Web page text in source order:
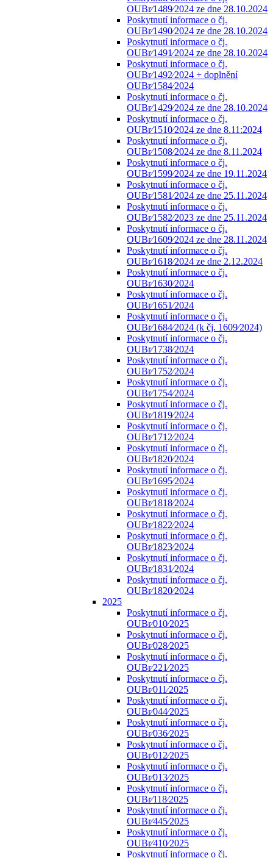
OUBr⁄1489⁄2024 ze dne 28.10.2024
Poskytnutí informace o čj.
OUBr⁄1490⁄2024 ze dne 28.10.2024
Poskytnutí informace o čj.
OUBr⁄1491⁄2024 ze dne 28.10.2024
Poskytnutí informace o čj.
OUBr⁄1492⁄2024 + doplnění
OUBr⁄1584⁄2024
Poskytnutí informace o čj.
OUBr⁄1429⁄2024 ze dne 28.10.2024
Poskytnutí informace o čj.
OUBr⁄1510⁄2024 ze dne 8.11:2024
Poskytnutí informace o čj.
OUBr⁄1508⁄2024 ze dne 8.11.2024
Poskytnutí informace o čj.
OUBr⁄1599⁄2024 ze dne 19.11.2024
Poskytnutí informace o čj.
OUBr⁄1581⁄2024 ze dne 25.11.2024
Poskytnutí informace o čj.
OUBr⁄1582⁄2023 ze dne 25.11.2024
Poskytnutí informace o čj.
OUBr⁄1609⁄2024 ze dne 28.11.2024
Poskytnutí informace o čj.
OUBr⁄1618⁄2024 ze dne 2.12.2024
Poskytnutí informace o čj.
OUBr⁄1630⁄2024
Poskytnutí informace o čj.
OUBr⁄1651⁄2024
Poskytnutí informace o čj.
OUBr⁄1684⁄2024 (k čj. 1609⁄2024)
Poskytnutí informace o čj.
OUBr⁄1738⁄2024
Poskytnutí informace o čj.
OUBr⁄1752⁄2024
Poskytnutí informace o čj.
OUBr⁄1754⁄2024
Poskytnutí informace o čj.
OUBr⁄1819⁄2024
Poskytnutí informace o čj.
OUBr⁄1712⁄2024
Poskytnutí informace o čj.
OUBr⁄1820⁄2024
Poskytnutí informace o čj.
OUBr⁄1695⁄2024
Poskytnutí informace o čj.
OUBr⁄1818⁄2024
Poskytnutí informace o čj.
OUBr⁄1822⁄2024
Poskytnutí informace o čj.
OUBr⁄1823⁄2024
Poskytnutí informace o čj.
OUBr⁄1831⁄2024
Poskytnutí informace o čj.
OUBr⁄1820⁄2024
2025
Poskytnutí informace o čj.
OUBr⁄010⁄2025
Poskytnutí informace o čj.
OUBr⁄028⁄2025
Poskytnutí informace o čj.
OUBr⁄221⁄2025
Poskytnutí informace o čj.
OUBr⁄011⁄2025
Poskytnutí informace o čj.
OUBr⁄044⁄2025
Poskytnutí informace o čj.
OUBr⁄036⁄2025
Poskytnutí informace o čj.
OUBr⁄012⁄2025
Poskytnutí informace o čj.
OUBr⁄013⁄2025
Poskytnutí informace o čj.
OUBr⁄118⁄2025
Poskytnutí informace o čj.
OUBr⁄445⁄2025
Poskytnutí informace o čj.
OUBr⁄410⁄2025
Poskytnutí informace o čj.